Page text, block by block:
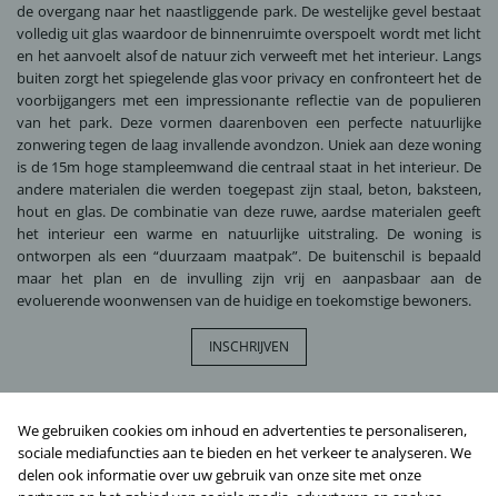
de overgang naar het naastliggende park. De westelijke gevel bestaat
volledig uit glas waardoor de binnenruimte overspoelt wordt met licht
en het aanvoelt alsof de natuur zich verweeft met het interieur. Langs
buiten zorgt het spiegelende glas voor privacy en confronteert het de
voorbijgangers met een impressionante reflectie van de populieren
van het park. Deze vormen daarenboven een perfecte natuurlijke
zonwering tegen de laag invallende avondzon. Uniek aan deze woning
is de 15m hoge stampleemwand die centraal staat in het interieur. De
andere materialen die werden toegepast zijn staal, beton, baksteen,
hout en glas. De combinatie van deze ruwe, aardse materialen geeft
het interieur een warme en natuurlijke uitstraling. De woning is
ontworpen als een “duurzaam maatpak”. De buitenschil is bepaald
maar het plan en de invulling zijn vrij en aanpasbaar aan de
evoluerende woonwensen van de huidige en toekomstige bewoners.
INSCHRIJVEN
We gebruiken cookies om inhoud en advertenties te personaliseren,
sociale mediafuncties aan te bieden en het verkeer te analyseren. We
delen ook informatie over uw gebruik van onze site met onze